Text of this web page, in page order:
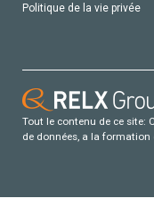
Politique de la vie privée
Tout le contenu de ce site:
de données, a la